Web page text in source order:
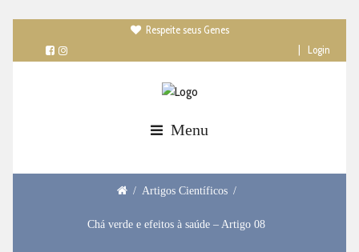
Respeite seus Genes
Login
Menu
/ Artigos Científicos /
Chá verde e efeitos à saúde – Artigo 08